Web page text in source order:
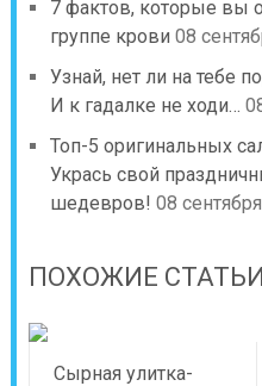
7 фактов, которые вы
группе крови 08
Узнай, нет ли на тебе
И к гадалке не ходи…
Топ-5 оригинальных
Укрась свой
шедевров! 08
ПОХОЖИЕ СТАТЬИ
Сырная улитка-